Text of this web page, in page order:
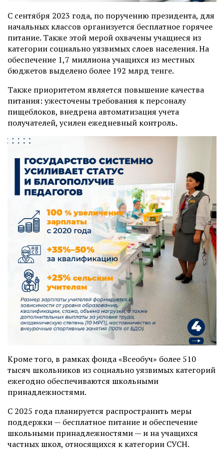
С сентября 2023 года, по поручению президента, для
начальных классов организуется бесплатное горячее
питание. Также этой мерой охвачены учащиеся из
категории социально уязвимых слоев населения. На
обеспечение 1,7 миллиона учащихся из местных
бюджетов выделено более 192 млрд тенге.
Также приоритетом является повышение качества
питания: ужесточены требования к персоналу
пищеблоков, внедрена автоматизация учета
получателей, усилен ежедневный контроль.
Кроме того, в рамках фонда «Всеобуч» более 510
тысяч школьников из социально уязвимых категорий
ежегодно обеспечиваются школьными
принадлежностями.
С 2025 года планируется распространить меры
поддержки — бесплатное питание и обеспечение
школьными принадлежностями — и на учащихся
частных школ, относящихся к категории СУСН.